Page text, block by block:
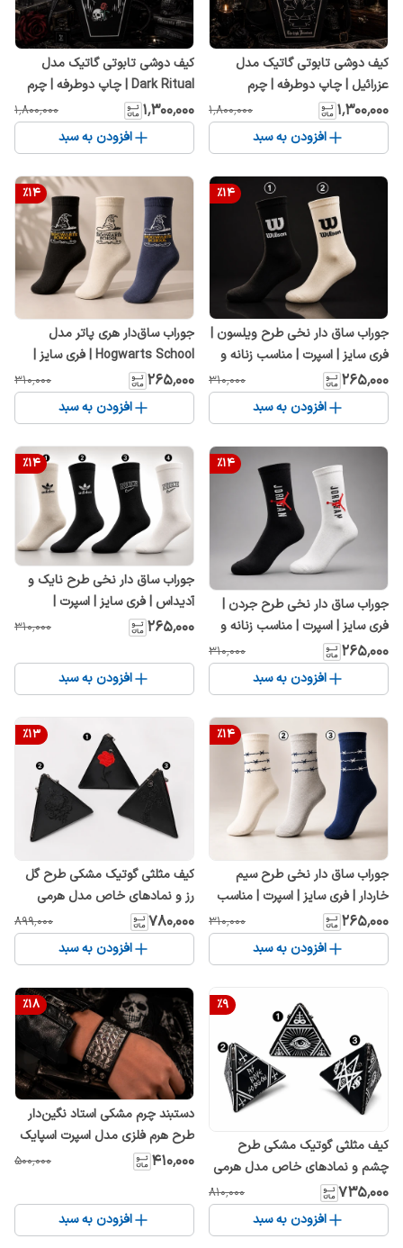
کیف دوشی تابوتی گاتیک مدل
عزرائیل | چاپ دوطرفه | چرم
مصنوعی | 35×23 سانتی‌متر
۱٬۳۰۰٬۰۰۰ ۱٬۸۰۰٬۰۰۰
افزودن به سبد
کیف دوشی تابوتی گاتیک مدل
Dark Ritual | چاپ دوطرفه | چرم
مصنوعی | 35×23 سانتی‌متر
۱٬۳۰۰٬۰۰۰ ۱٬۸۰۰٬۰۰۰
افزودن به سبد
%14
جوراب ساق دار نخی طرح ویلسون |
فری سایز | اسپرت | مناسب زنانه و
مردانه
۲۶۵٬۰۰۰ ۳۱۰٬۰۰۰
افزودن به سبد
%14
جوراب ساق‌دار هری پاتر مدل
Hogwarts School | فری سایز |
اسپرت | مناسب زنانه و مردانه
۲۶۵٬۰۰۰ ۳۱۰٬۰۰۰
افزودن به سبد
%14
جوراب ساق دار نخی طرح جردن |
فری سایز | اسپرت | مناسب زنانه و
مردانه
۲۶۵٬۰۰۰ ۳۱۰٬۰۰۰
افزودن به سبد
%14
جوراب ساق دار نخی طرح نایک و
آدیداس | فری سایز | اسپرت |
مناسب زنانه و مردانه
۲۶۵٬۰۰۰ ۳۱۰٬۰۰۰
افزودن به سبد
%14
جوراب ساق دار نخی طرح سیم
خاردار | فری سایز | اسپرت | مناسب
زنانه و مردانه
۲۶۵٬۰۰۰ ۳۱۰٬۰۰۰
افزودن به سبد
%13
کیف مثلثی گوتیک مشکی طرح گل
رز و نمادهای خاص مدل هرمی
۷۸۰٬۰۰۰ ۸۹۹٬۰۰۰
افزودن به سبد
%9
کیف مثلثی گوتیک مشکی طرح
چشم و نمادهای خاص مدل هرمی
۷۳۵٬۰۰۰ ۸۱۰٬۰۰۰
افزودن به سبد
%18
دستبند چرم مشکی استاد نگین‌دار
طرح هرم فلزی مدل اسپرت اسپایک
دار اصل
۴۱۰٬۰۰۰ ۵۰۰٬۰۰۰
افزودن به سبد